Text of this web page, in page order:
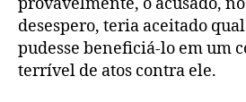
desespero, teria aceitado
pudesse beneficiá-lo em um
terrível de atos contra ele.